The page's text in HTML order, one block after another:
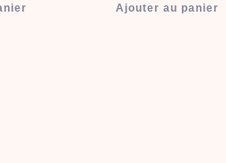
Ajouter au panier